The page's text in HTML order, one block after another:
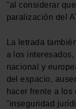
"al considerar
paralización del
La letrada
a los
nacional y
del espacio,
hacer frente a
"inseguridad